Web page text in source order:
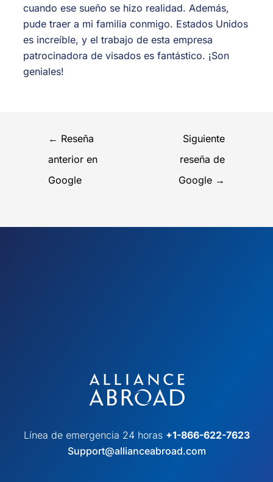
cuando ese sueño se hizo realidad. Además,
pude traer a mi familia conmigo. Estados Unidos
es increíble, y el trabajo de esta empresa
patrocinadora de visados es fantástico. ¡Son
geniales!
← Reseña
anterior en
Google
Siguiente
reseña de
Google →
Línea de emergencia 24 horas +1-866-622-7623
Support@allianceabroad.com